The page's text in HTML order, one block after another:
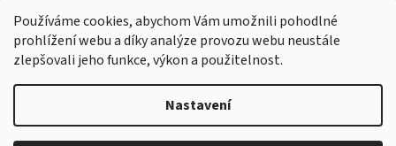
Používáme cookies, abychom Vám umožnili pohodlné
prohlížení webu a díky analýze provozu webu neustále
zlepšovali jeho funkce, výkon a použitelnost.
Nastavení
PŘIHLÁSIT SE
Vytvořil Shoptet